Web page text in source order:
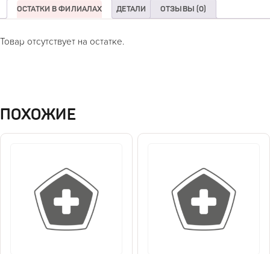
ОСТАТКИ В ФИЛИАЛАХ ДЕТАЛИ ОТЗЫВЫ (0)
Товар отсутствует на остатке.
ПОХОЖИЕ